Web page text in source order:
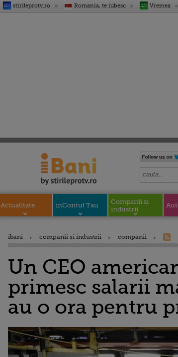
stirileprotv.ro Romania, te iubesc Vremea
Actualitate inContul Tau
Companii si
industrii
ibani companii si industrii companii
Un CEO
primesc salarii
au o ora pentru